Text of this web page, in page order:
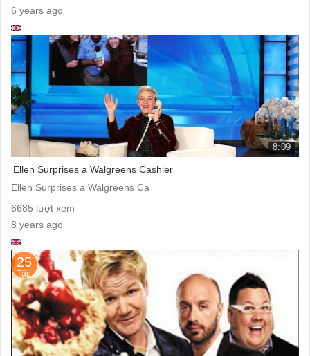
6 years ago
8:09
Ellen Surprises a Walgreens Cashier
Ellen Surprises a Walgreens Ca
6685 lượt xem
8 years ago
25
Tập